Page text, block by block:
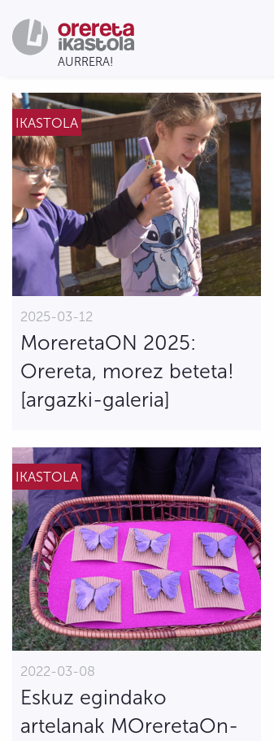
IKASTOLA
2025-03-12
MoreretaON 2025:
Orereta, morez beteta!
[argazki-galeria]
IKASTOLA
2022-03-08
Eskuz egindako
artelanak MOreretaOn-